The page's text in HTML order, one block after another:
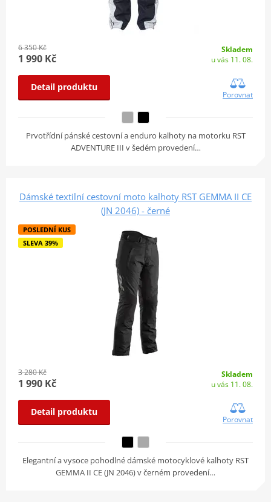
6 350 Kč
1 990 Kč
Skladem
u vás 11. 08.
Detail produktu
Porovnat
Prvotřídní pánské cestovní a enduro kalhoty na motorku RST
ADVENTURE III v šedém provedení…
Dámské textilní cestovní moto kalhoty RST GEMMA II CE
(JN 2046) - černé
POSLEDNÍ KUS
SLEVA 39%
3 280 Kč
1 990 Kč
Skladem
u vás 11. 08.
Detail produktu
Porovnat
Elegantní a vysoce pohodlné dámské motocyklové kalhoty RST
GEMMA II CE (JN 2046) v černém provedení…